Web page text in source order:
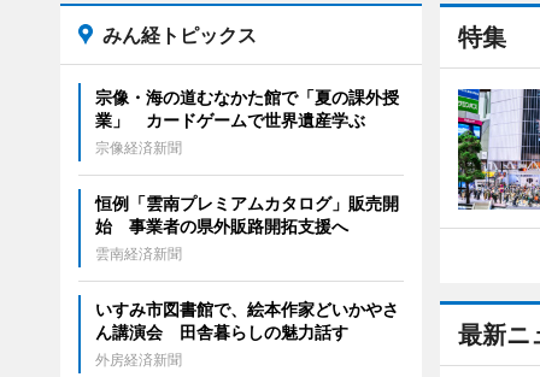
特集
最新ニ
みん経トピックス
宗像・海の道むなかた館で「夏の課外授
業」 カードゲームで世界遺産学ぶ
宗像経済新聞
恒例「雲南プレミアムカタログ」販売開
始 事業者の県外販路開拓支援へ
雲南経済新聞
いすみ市図書館で、絵本作家どいかやさ
ん講演会 田舎暮らしの魅力話す
外房経済新聞